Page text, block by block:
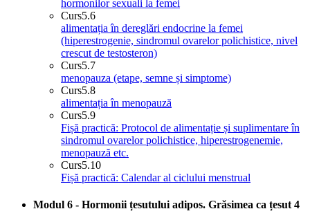
hormonilor sexuali la femei
Curs5.6
alimentația în dereglări endocrine la femei
(hiperestrogenie, sindromul ovarelor polichistice, nivel
crescut de testosteron)
Curs5.7
menopauza (etape, semne și simptome)
Curs5.8
alimentația în menopauză
Curs5.9
Fișă practică: Protocol de alimentație și suplimentare în
sindromul ovarelor polichistice, hiperestrogenemie,
menopauză etc.
Curs5.10
Fișă practică: Calendar al ciclului menstrual
Modul 6 - Hormonii țesutului adipos. Grăsimea ca țesut 4